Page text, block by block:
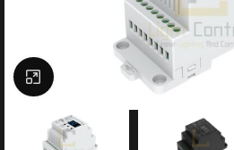
Click to enlarge